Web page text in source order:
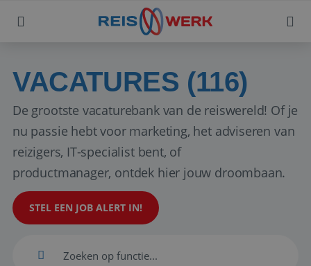
VACATURES (116)
De grootste vacaturebank van de reiswereld! Of je
nu passie hebt voor marketing, het adviseren van
reizigers, IT-specialist bent, of
productmanager, ontdek hier jouw droombaan.
STEL EEN JOB ALERT IN!